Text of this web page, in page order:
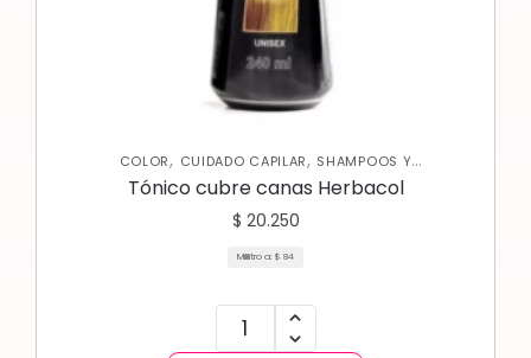
COLOR, CUIDADO CAPILAR, SHAMPOOS Y
ACONDICIONADORES
Tónico cubre canas Herbacol
$ 20.250
Mililitro a: $ 84